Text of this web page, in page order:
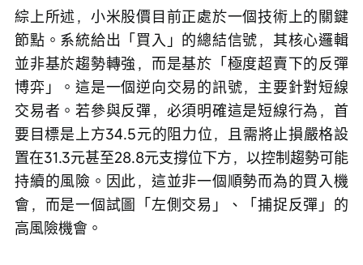
綜上所述，小米股價目前正處於一個技術上的關鍵
節點。系統給出「買入」的總結信號，其核心邏輯
並非基於趨勢轉強，而是基於「極度超賣下的反彈
博弈」。這是一個逆向交易的訊號，主要針對短線
交易者。若參與反彈，必須明確這是短線行為，首
要目標是上方34.5元的阻力位，且需將止損嚴格設
置在31.3元甚至28.8元支撐位下方，以控制趨勢可能
持續的風險。因此，這並非一個順勢而為的買入機
會，而是一個試圖「左側交易」、「捕捉反彈」的
高風險機會。